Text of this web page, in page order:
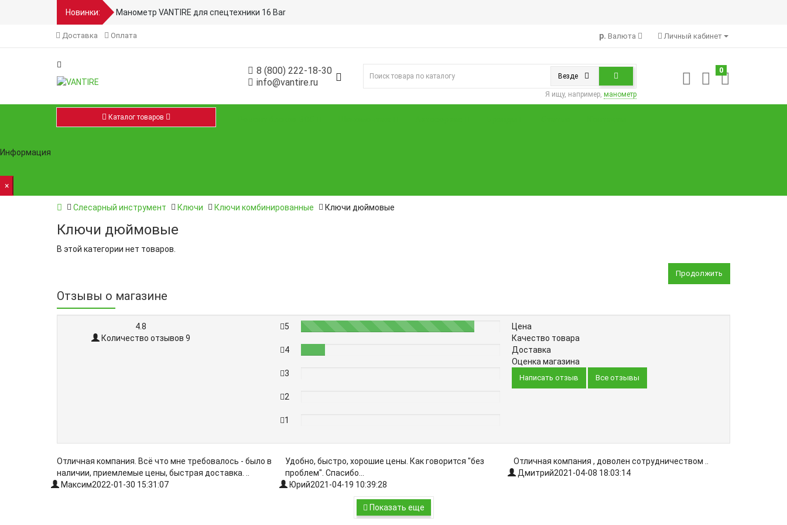
Новинки: Манометр VANTIRE для спецтехники 16 Bar
Доставка Оплата Личный кабинет
р. Валюта
8 (800) 222-18-30
info@vantire.ru
Везде
Я ищу, например,манометр
0
Каталог товаров
Информация
×
Слесарный инструмент Ключи Ключи комбинированные Ключи дюймовые
Ключи дюймовые
В этой категории нет товаров.
Продолжить
Отзывы о магазине
4.8
Количество отзывов 9
5 87%
4
3
2
1
Цена
Качество товара
Доставка
Оценка магазина
Написать отзыв Все отзывы
Отличная компания. Всё что мне требовалось - было в
наличии, приемлемые цены, быстрая доставка. ..
Максим2022-01-30 15:31:07
Удобно, быстро, хорошие цены. Как говорится "без
проблем". Спасибо...
Юрий2021-04-19 10:39:28
Отличная компания , доволен сотрудничеством ..
Дмитрий2021-04-08 18:03:14
Показать еще